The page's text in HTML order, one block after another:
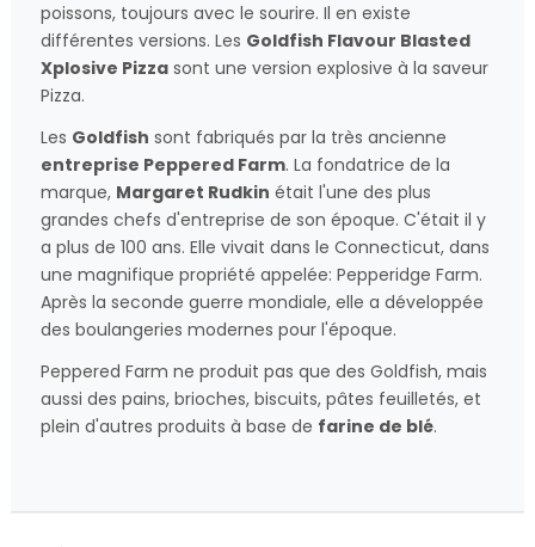
poissons, toujours avec le sourire. Il en existe
différentes versions. Les Goldfish Flavour Blasted
Xplosive Pizza sont une version explosive à la saveur
Pizza.
Les Goldfish sont fabriqués par la très ancienne
entreprise Peppered Farm. La fondatrice de la
marque, Margaret Rudkin était l'une des plus
grandes chefs d'entreprise de son époque. C'était il y
a plus de 100 ans. Elle vivait dans le Connecticut, dans
une magnifique propriété appelée: Pepperidge Farm.
Après la seconde guerre mondiale, elle a développée
des boulangeries modernes pour l'époque.
Peppered Farm ne produit pas que des Goldfish, mais
aussi des pains, brioches, biscuits, pâtes feuilletés, et
plein d'autres produits à base de farine de blé.